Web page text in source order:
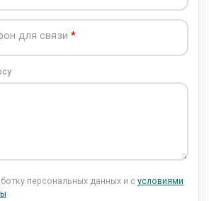
для связи
персональных данных и с условиями